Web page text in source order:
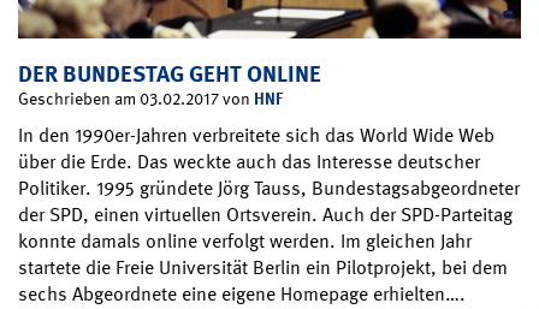
DER BUNDESTAG GEHT ONLINE
Geschrieben am 03.02.2017 von HNF
In den 1990er-Jahren verbreitete sich das World Wide Web
über die Erde. Das weckte auch das Interesse deutscher
Politiker. 1995 gründete Jörg Tauss, Bundestagsabgeordneter
der SPD, einen virtuellen Ortsverein. Auch der SPD-Parteitag
konnte damals online verfolgt werden. Im gleichen Jahr
startete die Freie Universität Berlin ein Pilotprojekt, bei dem
sechs Abgeordnete eine eigene Homepage erhielten….